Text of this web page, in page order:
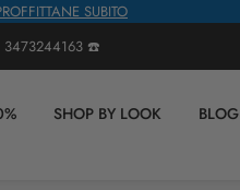
SUBITO
3473244163 ☎️
SHOP BY LOOK BLOG